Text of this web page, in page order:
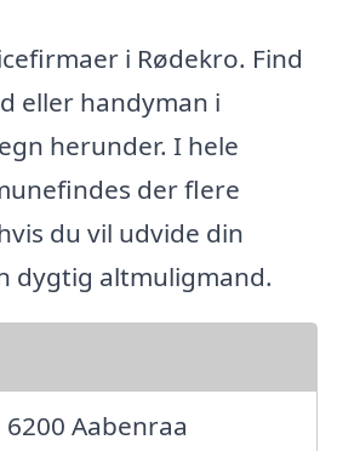
i Rødekro. Find
eller handyman i
herunder. I hele
der flere
du vil udvide din
dygtig altmuligmand.
Aabenraa